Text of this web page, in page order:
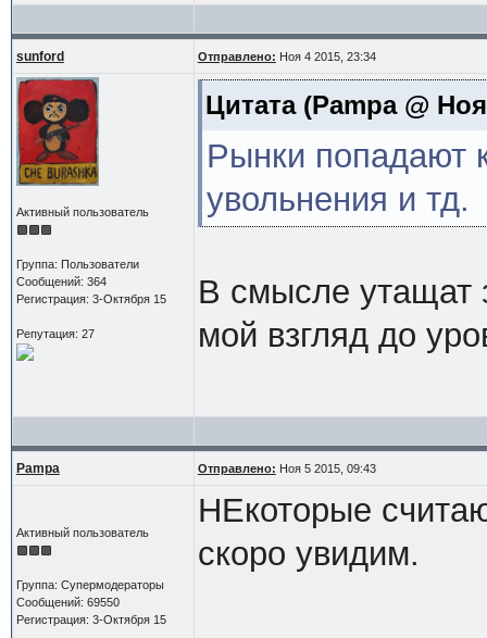
sunford Отправлено: Ноя 4 2015, 23:34
Активный пользователь
Группа: Пользователи
Сообщений: 364
Регистрация: 3-Октября 15
Репутация: 27
Цитата(Pampa @
Рынки попадают
увольнения и тд.
В смысле утащат
мой взгляд до
Pampa Отправлено: Ноя 5 2015, 09:43
Активный пользователь
Группа: Супермодераторы
Сообщений: 69550
Регистрация: 3-Октября 15
НЕкоторые
скоро увидим.